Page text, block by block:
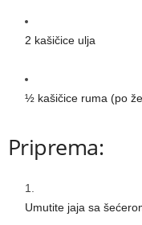
2 kašičice ulja
½ kašičice ruma (po
Priprema:
Umutite jaja sa